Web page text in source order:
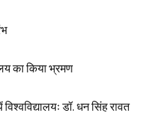
का किया भ्रमण
डॉ. धन सिंह रावत